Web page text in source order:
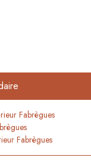
Fabrègues
Fabrègues